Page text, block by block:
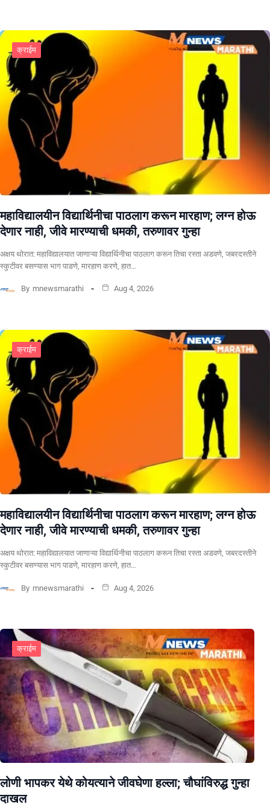
क्राईम
महाविद्यालयीन विद्यार्थिनीचा पाठलाग करून मारहाण; लग्न होऊ
देणार नाही, जीवे मारण्याची धमकी, तरुणावर गुन्हा
अक्षय थोरात: महाविद्यालयात जाणाऱ्या विद्यार्थिनीचा पाठलाग करून तिचा रस्ता अडवणे, जबरदस्तीने
स्कुटीवर बसण्यास भाग पाडणे, मारहाण करणे, हात…
By mnewsmarathi Aug 4, 2026
क्राईम
महाविद्यालयीन विद्यार्थिनीचा पाठलाग करून मारहाण; लग्न होऊ
देणार नाही, जीवे मारण्याची धमकी, तरुणावर गुन्हा
अक्षय थोरात: महाविद्यालयात जाणाऱ्या विद्यार्थिनीचा पाठलाग करून तिचा रस्ता अडवणे, जबरदस्तीने
स्कुटीवर बसण्यास भाग पाडणे, मारहाण करणे, हात…
By mnewsmarathi Aug 4, 2026
क्राईम
लोणी भापकर येथे कोयत्याने जीवघेणा हल्ला; चौघांविरुद्ध गुन्हा
दाखल